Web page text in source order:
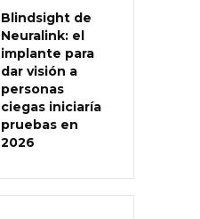
Blindsight de
Neuralink: el
implante para
dar visión a
personas
ciegas iniciaría
pruebas en
2026